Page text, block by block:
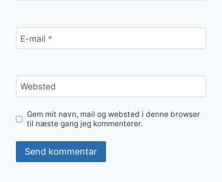
E-mail *
Websted
Gem mit navn, mail og websted i denne browser
til næste gang jeg kommenterer.